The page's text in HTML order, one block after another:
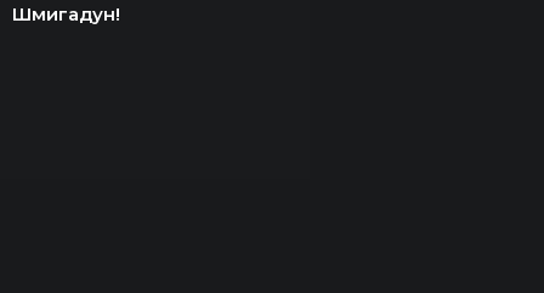
Шмигадун!